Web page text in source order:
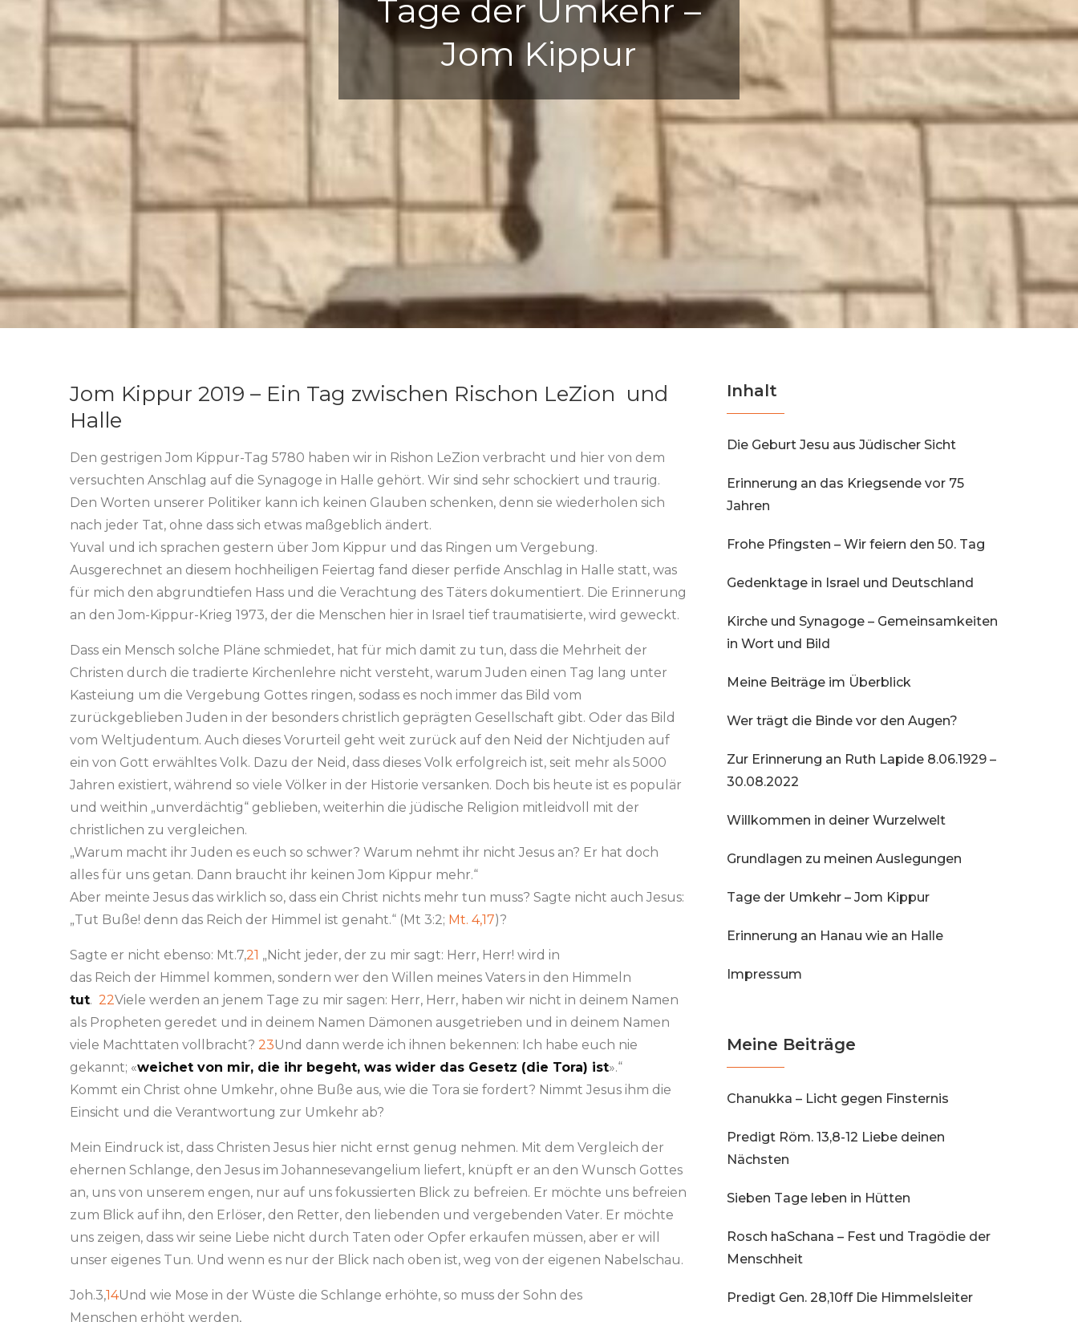
Tage der Umkehr –
Jom Kippur
Jom Kippur 2019 – Ein Tag zwischen Rischon LeZion und
Halle
Den gestrigen Jom Kippur-Tag 5780 haben wir in Rishon LeZion verbracht und hier von dem
versuchten Anschlag auf die Synagoge in Halle gehört. Wir sind sehr schockiert und traurig.
Den Worten unserer Politiker kann ich keinen Glauben schenken, denn sie wiederholen sich
nach jeder Tat, ohne dass sich etwas maßgeblich ändert.
Yuval und ich sprachen gestern über Jom Kippur und das Ringen um Vergebung.
Ausgerechnet an diesem hochheiligen Feiertag fand dieser perfide Anschlag in Halle statt, was
für mich den abgrundtiefen Hass und die Verachtung des Täters dokumentiert. Die Erinnerung
an den Jom-Kippur-Krieg 1973, der die Menschen hier in Israel tief traumatisierte, wird geweckt.
Dass ein Mensch solche Pläne schmiedet, hat für mich damit zu tun, dass die Mehrheit der
Christen durch die tradierte Kirchenlehre nicht versteht, warum Juden einen Tag lang unter
Kasteiung um die Vergebung Gottes ringen, sodass es noch immer das Bild vom
zurückgeblieben Juden in der besonders christlich geprägten Gesellschaft gibt. Oder das Bild
vom Weltjudentum. Auch dieses Vorurteil geht weit zurück auf den Neid der Nichtjuden auf
ein von Gott erwähltes Volk. Dazu der Neid, dass dieses Volk erfolgreich ist, seit mehr als 5000
Jahren existiert, während so viele Völker in der Historie versanken. Doch bis heute ist es populär
und weithin „unverdächtig“ geblieben, weiterhin die jüdische Religion mitleidvoll mit der
christlichen zu vergleichen.
„Warum macht ihr Juden es euch so schwer? Warum nehmt ihr nicht Jesus an? Er hat doch
alles für uns getan. Dann braucht ihr keinen Jom Kippur mehr.“
Aber meinte Jesus das wirklich so, dass ein Christ nichts mehr tun muss? Sagte nicht auch Jesus:
„Tut Buße! denn das Reich der Himmel ist genaht.“ (Mt 3:2; Mt. 4,17)?
Sagte er nicht ebenso: Mt.7,21 „Nicht jeder, der zu mir sagt: Herr, Herr! wird in
das Reich der Himmel kommen, sondern wer den Willen meines Vaters in den Himmeln
tut. 22Viele werden an jenem Tage zu mir sagen: Herr, Herr, haben wir nicht in deinem Namen
als Propheten geredet und in deinem Namen Dämonen ausgetrieben und in deinem Namen
viele Machttaten vollbracht? 23Und dann werde ich ihnen bekennen: Ich habe euch nie
gekannt; «weichet von mir, die ihr begeht, was wider das Gesetz (die Tora) ist».“
Kommt ein Christ ohne Umkehr, ohne Buße aus, wie die Tora sie fordert? Nimmt Jesus ihm die
Einsicht und die Verantwortung zur Umkehr ab?
Mein Eindruck ist, dass Christen Jesus hier nicht ernst genug nehmen. Mit dem Vergleich der
ehernen Schlange, den Jesus im Johannesevangelium liefert, knüpft er an den Wunsch Gottes
an, uns von unserem engen, nur auf uns fokussierten Blick zu befreien. Er möchte uns befreien
zum Blick auf ihn, den Erlöser, den Retter, den liebenden und vergebenden Vater. Er möchte
uns zeigen, dass wir seine Liebe nicht durch Taten oder Opfer erkaufen müssen, aber er will
unser eigenes Tun. Und wenn es nur der Blick nach oben ist, weg von der eigenen Nabelschau.
Joh.3,14Und wie Mose in der Wüste die Schlange erhöhte, so muss der Sohn des
Menschen erhöht werden,
Inhalt
Die Geburt Jesu aus Jüdischer Sicht
Erinnerung an das Kriegsende vor 75
Jahren
Frohe Pfingsten – Wir feiern den 50. Tag
Gedenktage in Israel und Deutschland
Kirche und Synagoge – Gemeinsamkeiten
in Wort und Bild
Meine Beiträge im Überblick
Wer trägt die Binde vor den Augen?
Zur Erinnerung an Ruth Lapide 8.06.1929 –
30.08.2022
Willkommen in deiner Wurzelwelt
Grundlagen zu meinen Auslegungen
Tage der Umkehr – Jom Kippur
Erinnerung an Hanau wie an Halle
Impressum
Meine Beiträge
Chanukka – Licht gegen Finsternis
Predigt Röm. 13,8-12 Liebe deinen
Nächsten
Sieben Tage leben in Hütten
Rosch haSchana – Fest und Tragödie der
Menschheit
Predigt Gen. 28,10ff Die Himmelsleiter